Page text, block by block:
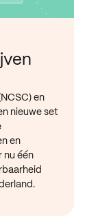
en
nieuwe set
en
nu één